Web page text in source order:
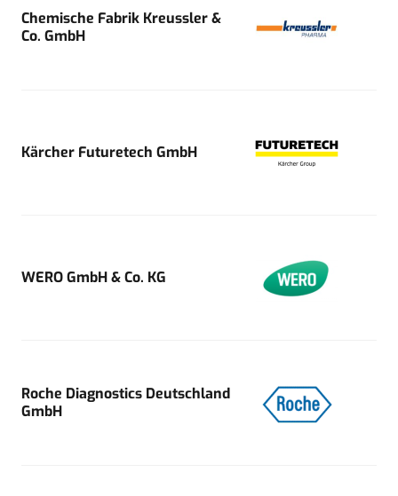
Chemische Fabrik Kreussler &
Co. GmbH
Kärcher Futuretech GmbH
WERO GmbH & Co. KG
Roche Diagnostics Deutschland
GmbH